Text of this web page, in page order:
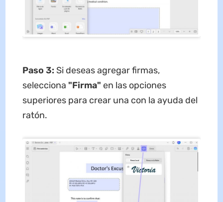
Paso 3: Si deseas agregar firmas,
selecciona "Firma" en las opciones
superiores para crear una con la ayuda del
ratón.